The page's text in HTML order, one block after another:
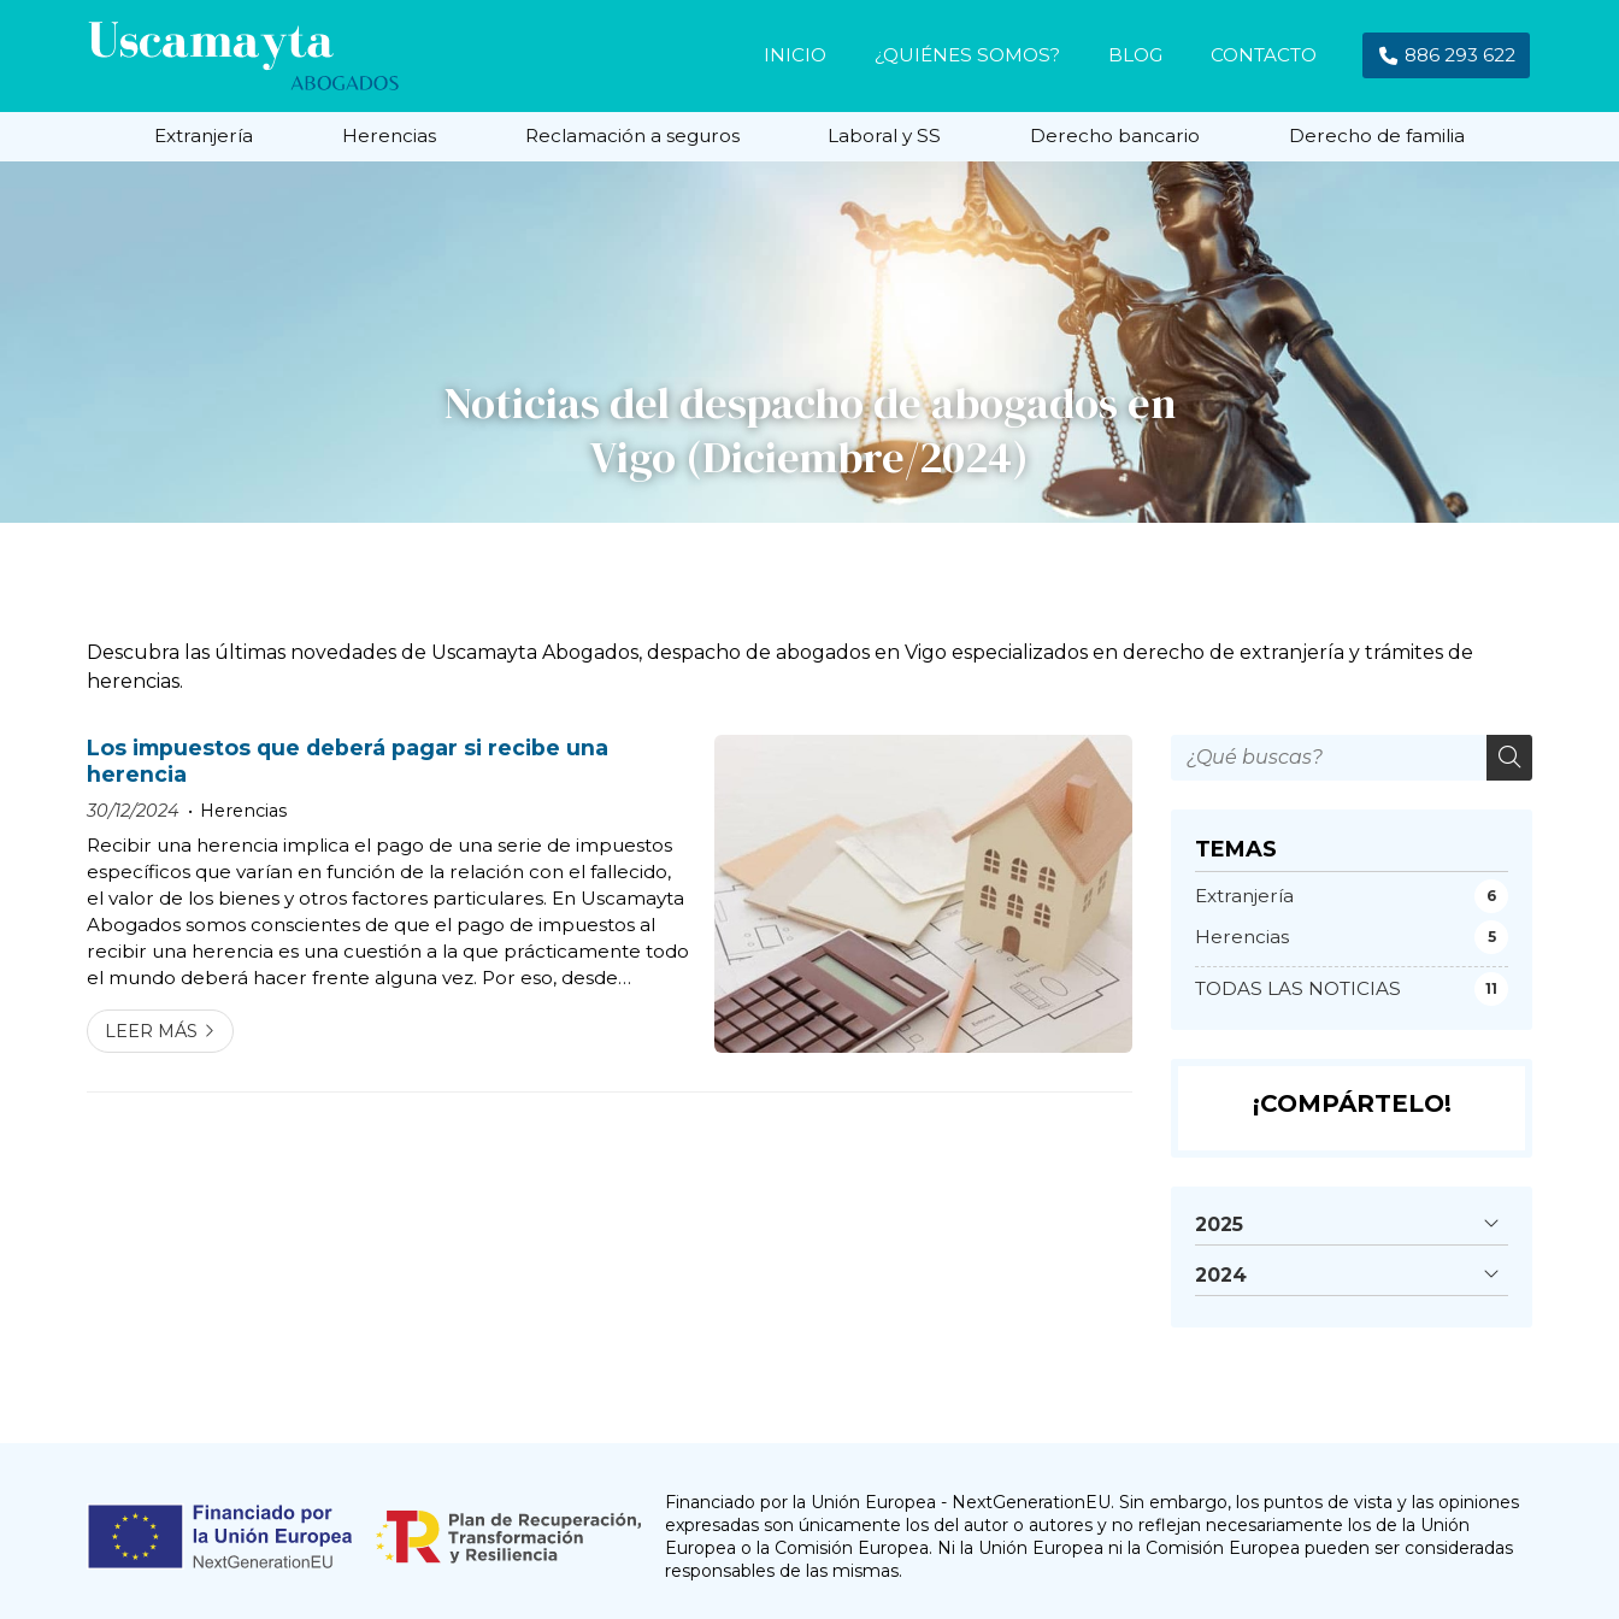
INICIO ¿QUIÉNES SOMOS? BLOG CONTACTO 886 293 622
Extranjería Herencias Reclamación a seguros Laboral y SS Derecho bancario Derecho de familia
Noticias del despacho de abogados en
Vigo (Diciembre/2024)
Descubra las últimas novedades de Uscamayta Abogados, despacho de abogados en Vigo especializados en derecho de extranjería y trámites de
herencias.
TEMAS
TODAS LAS NOTICIAS 11
Extranjería 6
Herencias 5
Los impuestos que deberá pagar si recibe una
herencia
30/12/2024 Herencias
Recibir una herencia implica el pago de una serie de impuestos
específicos que varían en función de la relación con el fallecido,
el valor de los bienes y otros factores particulares. En Uscamayta
Abogados somos conscientes de que el pago de impuestos al
recibir una herencia es una cuestión a la que prácticamente todo
el mundo deberá hacer frente alguna vez. Por eso, desde
nuestro despacho de abogados en Vigo le explicamos cuáles son
los principales impuestos y las reducciones aplicables en Gali...
LEER MÁS
¡COMPÁRTELO!
2025
2024
Financiado por la Unión Europea - NextGenerationEU. Sin embargo, los puntos de vista y las opiniones
expresadas son únicamente los del autor o autores y no reflejan necesariamente los de la Unión
Europea o la Comisión Europea. Ni la Unión Europea ni la Comisión Europea pueden ser consideradas
responsables de las mismas.